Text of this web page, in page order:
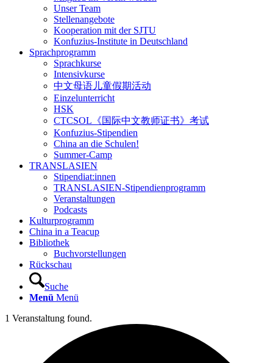
Unser Team
Stellenangebote
Kooperation mit der SJTU
Konfuzius-Institute in Deutschland
Sprachprogramm
Sprachkurse
Intensivkurse
中文母语儿童假期活动
Einzelunterricht
HSK
CTCSOL《国际中文教师证书》考试
Konfuzius-Stipendien
China an die Schulen!
Summer-Camp
TRANSLASIEN
Stipendiat:innen
TRANSLASIEN-Stipendienprogramm
Veranstaltungen
Podcasts
Kulturprogramm
China in a Teacup
Bibliothek
Buchvorstellungen
Rückschau
Suche
Menü Menü
1 Veranstaltung found.